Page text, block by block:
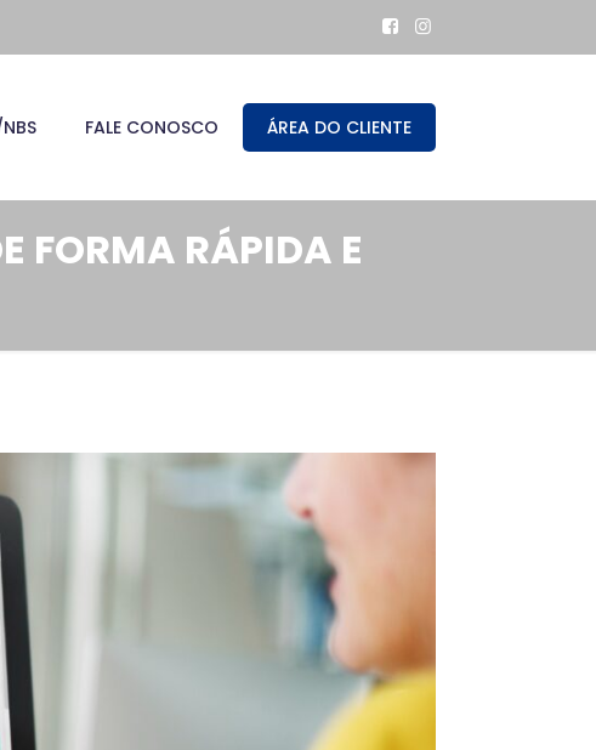
FALE CONOSCO ÁREA DO CLIENTE
FORMA RÁPIDA E